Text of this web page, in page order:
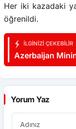
Her iki kazadaki
öğrenildi.
İLGINIZI ÇEKEBILIR
Azerbaijan
Yorum Yaz